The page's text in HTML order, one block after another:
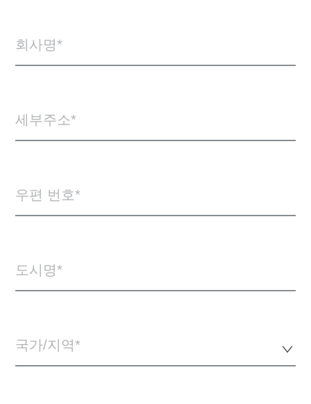
회사명
세부주소
우편 번호
도시명
국가/지역*